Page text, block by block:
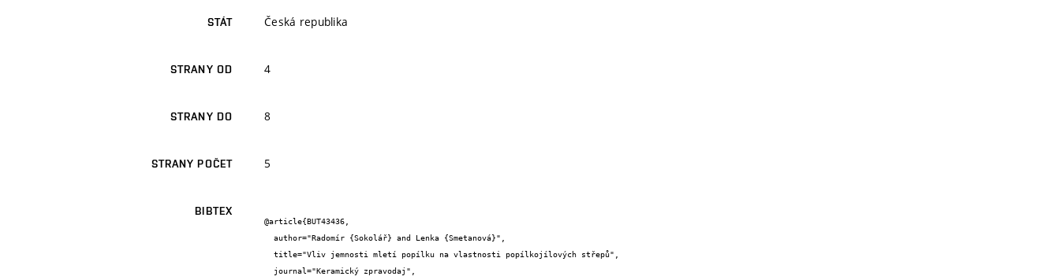
STÁT Česká republika
STRANY OD 4
STRANY DO 8
STRANY POČET 5
BIBTEX
@article{BUT43436,